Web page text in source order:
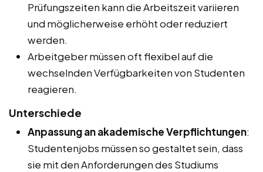
Prüfungszeiten kann die Arbeitszeit variieren
und möglicherweise erhöht oder reduziert
werden.
Arbeitgeber müssen oft flexibel auf die
wechselnden Verfügbarkeiten von Studenten
reagieren.
Unterschiede
Anpassung an akademische Verpflichtungen:
Studentenjobs müssen so gestaltet sein, dass
sie mit den Anforderungen des Studiums